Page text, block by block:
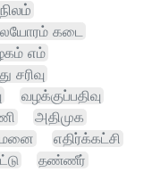
கடை
எம்
சரிவு
வழக்குப்பதிவு
அதிமுக
எதிர்க்கட்சி
தண்ணீர்